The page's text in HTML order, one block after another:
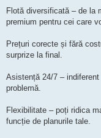
Flotă diversificată – de la
premium pentru cei care
Prețuri corecte și fără
surprize la final.
Asistență 24/7 –
problemă.
Flexibilitate – poți ridica
funcție de planurile tale.